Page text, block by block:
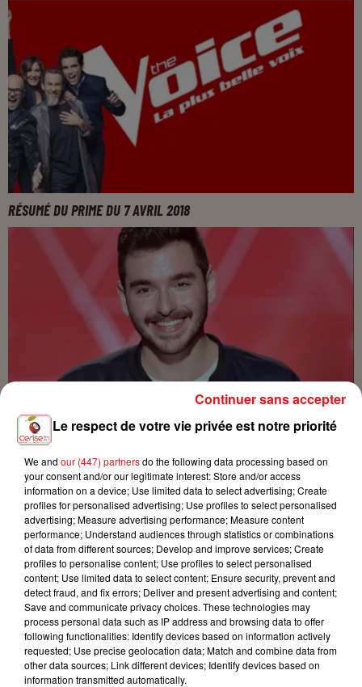
RÉSUMÉ DU PRIME DU 7 AVRIL 2018
L'INTERVIEW DE GABRIEL AKOUN
COUP DE C-UR : GABRIEL AKOUN
Le respect de votre vie privée est notre priorité
We and our (447) partnersdo the following data processing based on
your consent and/or our legitimate interest: Store and/or access
information on a device; Use limited data to select advertising; Create
profiles for personalised advertising; Use profiles to select personalised
advertising; Measure advertising performance; Measure content
performance; Understand audiences through statistics or combinations
of data from different sources; Develop and improve services; Create
profiles to personalise content; Use profiles to select personalised
content; Use limited data to select content; Ensure security, prevent and
detect fraud, and fix errors; Deliver and present advertising and content;
Save and communicate privacy choices. These technologies may
process personal data such as IP address and browsing data to offer
following functionalities: Identify devices based on information actively
requested; Use precise geolocation data; Match and combine data from
other data sources; Link different devices; Identify devices based on
information transmitted automatically.
Continuer sans accepter